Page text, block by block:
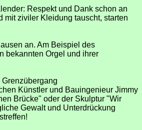
Respekt und Dank schon an
mit ziviler Kleidung tauscht, starten
an. Am Beispiel des
bekannten Orgel und ihrer
Künstler und Bauingenieur Jimmy
Brücke" oder der Skulptur "Wir
Gewalt und Unterdrückung